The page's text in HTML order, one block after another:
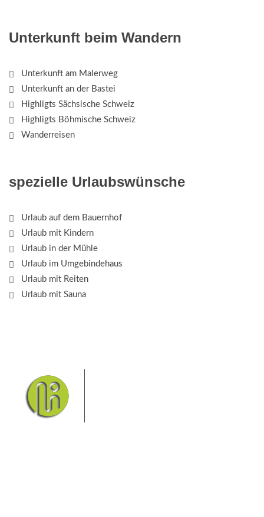
Unterkunft beim Wandern
Unterkunft am Malerweg
Unterkunft an der Bastei
Highligts Sächsische Schweiz
Highligts Böhmische Schweiz
Wanderreisen
spezielle Urlaubswünsche
Urlaub auf dem Bauernhof
Urlaub mit Kindern
Urlaub in der Mühle
Urlaub im Umgebindehaus
Urlaub mit Reiten
Urlaub mit Sauna